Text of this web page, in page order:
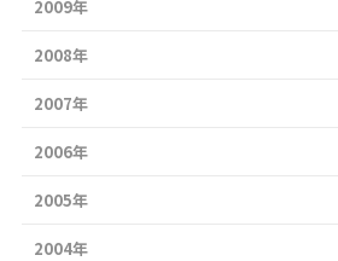
2009年
2008年
2007年
2006年
2005年
2004年